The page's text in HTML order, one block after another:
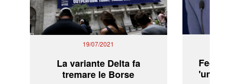
19/07/2021
La variante Delta fa
tremare le Borse
Fed:
'una